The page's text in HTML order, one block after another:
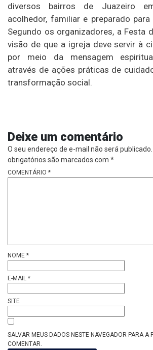
diversos bairros de Juazeiro
acolhedor, familiar e preparado
Segundo os organizadores, a Festa
visão de que a igreja deve servir à
por meio da mensagem
através de ações práticas de
transformação social.
Deixe um comentário
O seu endereço de e-mail não será publicado.
obrigatórios são marcados com *
COMENTÁRIO *
NOME *
E-MAIL *
SITE
SALVAR MEUS DADOS NESTE NAVEGADOR PARA A
COMENTAR.